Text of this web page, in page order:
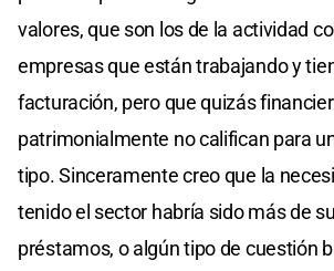
valores, que son los de la actividad
empresas que están trabajando y
facturación, pero que quizás
patrimonialmente no califican para
tipo. Sinceramente creo que la
tenido el sector habría sido más de
préstamos, o algún tipo de cuestión